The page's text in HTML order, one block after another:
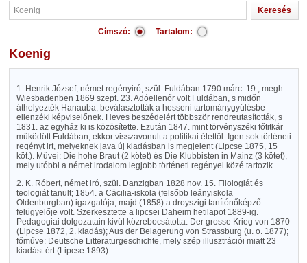
Címszó: Tartalom:
Koenig
1. Henrik József, német regényiró, szül. Fuldában 1790 márc. 19., megh.
Wiesbadenben 1869 szept. 23. Adóellenőr volt Fuldában, s midőn
áthelyezték Hanauba, beválasztották a hesseni tartománygyülésbe
ellenzéki képviselőnek. Heves beszédeiért többször rendreutasították, s
1831. az egyház ki is közösítette. Ezután 1847. mint törvényszéki főtitkár
működött Fuldában; ekkor visszavonult a politikai élettől. Igen sok történeti
regényt irt, melyeknek java új kiadásban is megjelent (Lipcse 1875, 15
köt.). Művei: Die hohe Braut (2 kötet) és Die Klubbisten in Mainz (3 kötet),
mely utóbbi a német irodalom legjobb történeti regényei közé tartozik.
2. K. Róbert, német iró, szül. Danzigban 1828 nov. 15. Filologiát és
teologiát tanult; 1854. a Cäcilia-iskola (felsőbb leányiskola
Oldenburgban) igazgatója, majd (1858) a droyszigi tanítónőképző
felügyelője volt. Szerkesztette a lipcsei Daheim hetilapot 1889-ig.
Pedagogiai dolgozatain kivül közrebocsátotta: Der grosse Krieg von 1870
(Lipcse 1872, 2. kiadás); Aus der Belagerung von Strassburg (u. o. 1877);
főműve: Deutsche Litteraturgeschichte, mely szép illusztrációi miatt 23
kiadást ért (Lipcse 1893).